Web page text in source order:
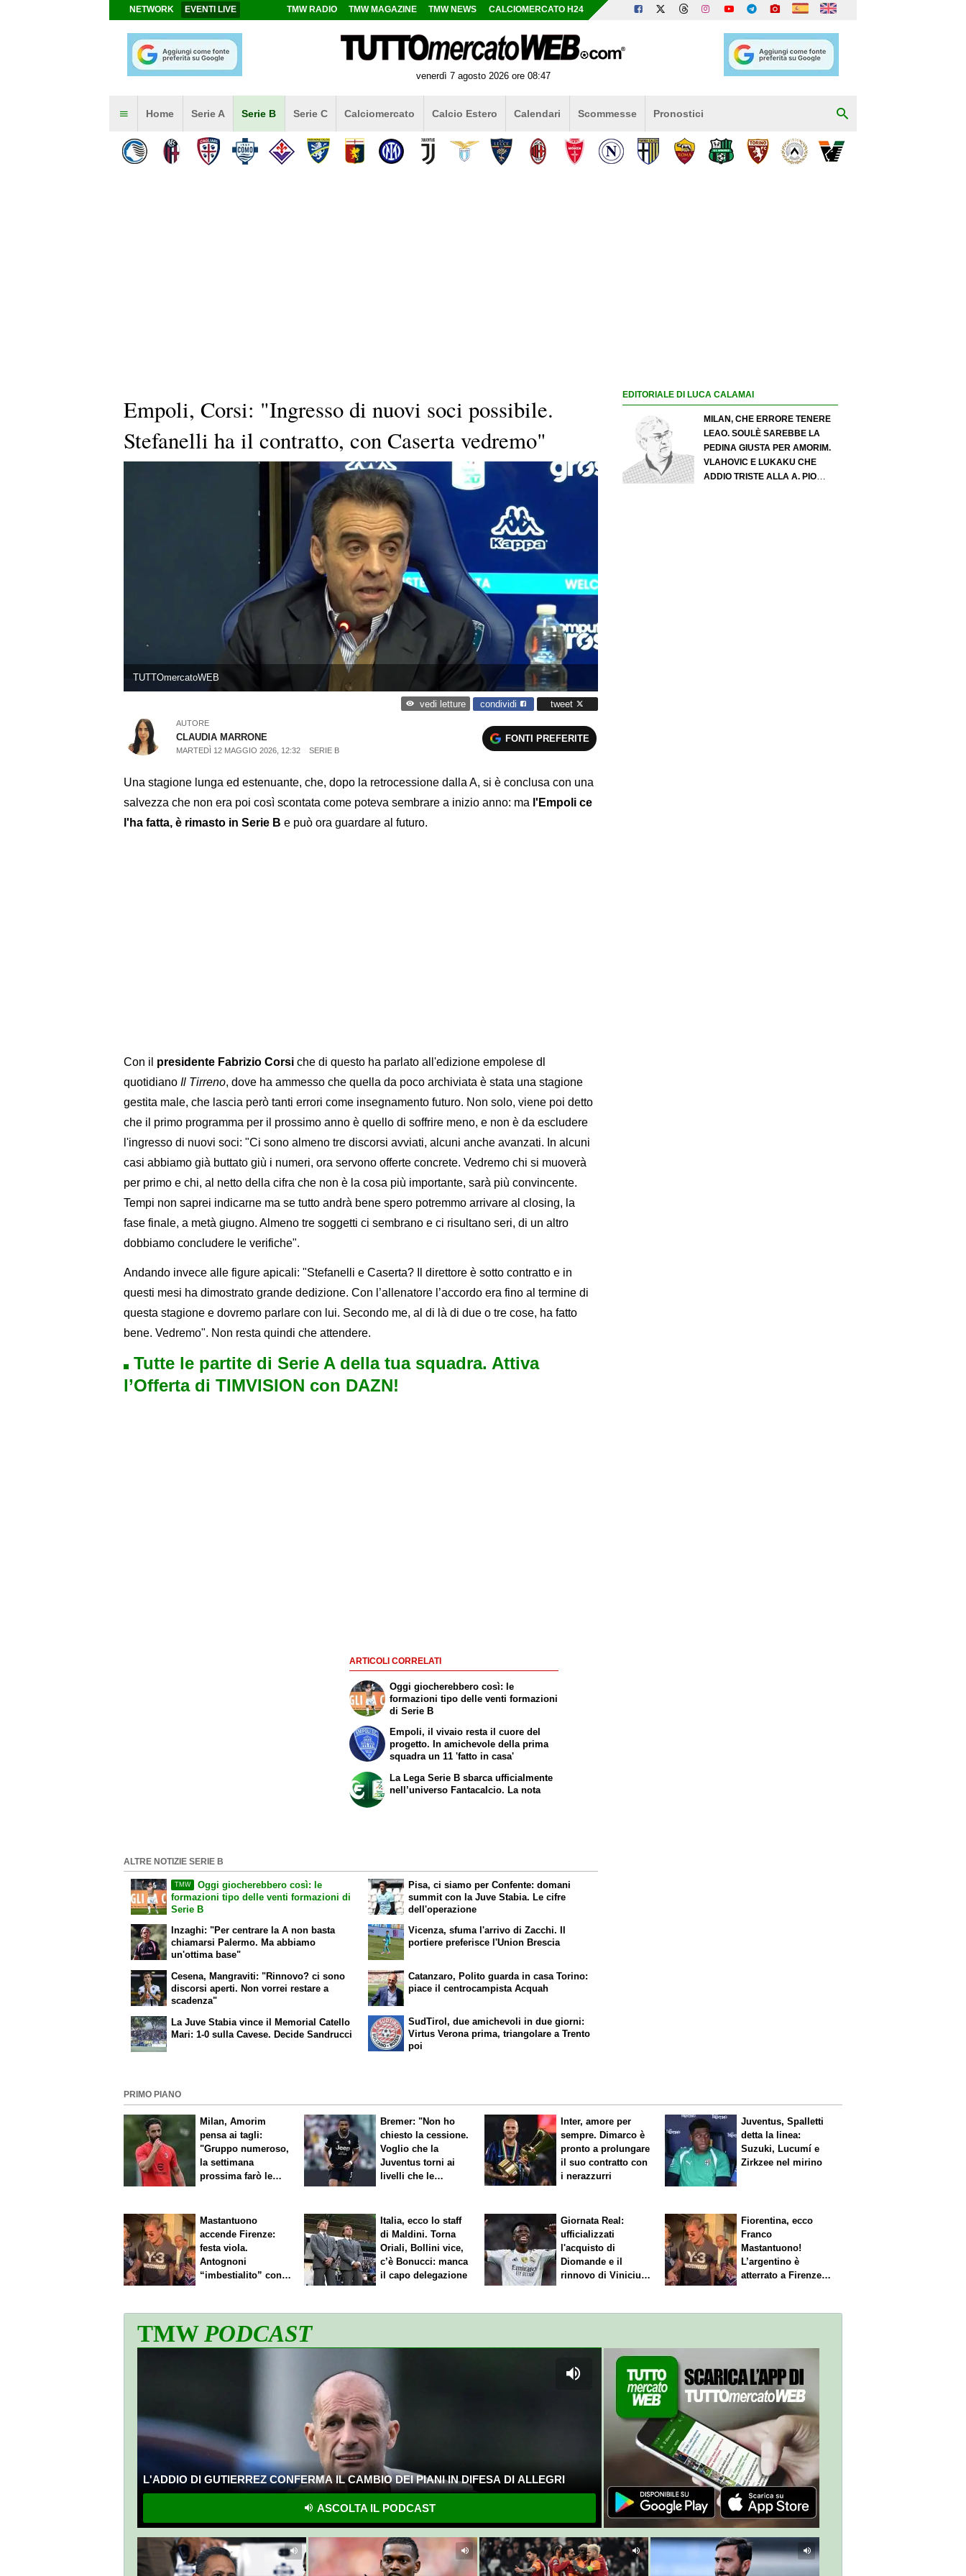
NETWORK EVENTI LIVE TMW RADIO TMW MAGAZINE TMW NEWS CALCIOMERCATO H24
venerdì 7 agosto 2026 ore 08:47
Home Serie A Serie B Serie C Calciomercato Calcio Estero Calendari Scommesse Pronostici
Empoli, Corsi: "Ingresso di nuovi soci possibile.
Stefanelli ha il contratto, con Caserta vedremo"
TUTTOmercatoWEB
vedi letture condividi tweet
AUTORE
CLAUDIA MARRONE
MARTEDÌ 12 MAGGIO 2026, 12:32 SERIE B
FONTI PREFERITE
Una stagione lunga ed estenuante, che, dopo la retrocessione dalla A, si è conclusa con una
salvezza che non era poi così scontata come poteva sembrare a inizio anno: ma l'Empoli ce
l'ha fatta, è rimasto in Serie B e può ora guardare al futuro.
Con il presidente Fabrizio Corsi che di questo ha parlato all'edizione empolese dl
quotidiano Il Tirreno, dove ha ammesso che quella da poco archiviata è stata una stagione
gestita male, che lascia però tanti errori come insegnamento futuro. Non solo, viene poi detto
che il primo programma per il prossimo anno è quello di soffrire meno, e non è da escludere
l'ingresso di nuovi soci: "Ci sono almeno tre discorsi avviati, alcuni anche avanzati. In alcuni
casi abbiamo già buttato giù i numeri, ora servono offerte concrete. Vedremo chi si muoverà
per primo e chi, al netto della cifra che non è la cosa più importante, sarà più convincente.
Tempi non saprei indicarne ma se tutto andrà bene spero potremmo arrivare al closing, la
fase finale, a metà giugno. Almeno tre soggetti ci sembrano e ci risultano seri, di un altro
dobbiamo concludere le verifiche".
Andando invece alle figure apicali: "Stefanelli e Caserta? Il direttore è sotto contratto e in
questi mesi ha dimostrato grande dedizione. Con l’allenatore l’accordo era fino al termine di
questa stagione e dovremo parlare con lui. Secondo me, al di là di due o tre cose, ha fatto
bene. Vedremo". Non resta quindi che attendere.
Tutte le partite di Serie A della tua squadra. Attiva
l’Offerta di TIMVISION con DAZN!
ARTICOLI CORRELATI
Oggi giocherebbero così: le
formazioni tipo delle venti formazioni
di Serie B
Empoli, il vivaio resta il cuore del
progetto. In amichevole della prima
squadra un 11 'fatto in casa'
La Lega Serie B sbarca ufficialmente
nell’universo Fantacalcio. La nota
ALTRE NOTIZIE SERIE B
TMW
Oggi giocherebbero così: le
formazioni tipo delle venti formazioni di
Serie B
Inzaghi: "Per centrare la A non basta
chiamarsi Palermo. Ma abbiamo
un'ottima base"
Pisa, ci siamo per Confente: domani
summit con la Juve Stabia. Le cifre
dell'operazione
Vicenza, sfuma l'arrivo di Zacchi. Il
portiere preferisce l'Union Brescia
Cesena, Mangraviti: "Rinnovo? ci sono
discorsi aperti. Non vorrei restare a
scadenza"
La Juve Stabia vince il Memorial Catello
Mari: 1-0 sulla Cavese. Decide Sandrucci
Catanzaro, Polito guarda in casa Torino:
piace il centrocampista Acquah
SudTirol, due amichevoli in due giorni:
Virtus Verona prima, triangolare a Trento
poi
EDITORIALE DI LUCA CALAMAI
MILAN, CHE ERRORE TENERE
LEAO. SOULÈ SAREBBE LA
PEDINA GIUSTA PER AMORIM.
VLAHOVIC E LUKAKU CHE
ADDIO TRISTE ALLA A. PIO
PRIMO PIANO
Milan, Amorim
pensa ai tagli:
"Gruppo numeroso,
la settimana
prossima farò le
Bremer: "Non ho
chiesto la cessione.
Voglio che la
Juventus torni ai
livelli che le
Inter, amore per
sempre. Dimarco è
pronto a prolungare
il suo contratto con
i nerazzurri
Juventus, Spalletti
detta la linea:
Suzuki, Lucumí e
Zirkzee nel mirino
Mastantuono
accende Firenze:
festa viola.
Antognoni
“imbestialito” con
Italia, ecco lo staff
di Maldini. Torna
Oriali, Bollini vice,
c’è Bonucci: manca
il capo delegazione
Giornata Real:
ufficializzati
l'acquisto di
Diomande e il
rinnovo di Vinicius.
Fiorentina, ecco
Franco
Mastantuono!
L’argentino è
atterrato a Firenze,
TMWPODCAST
L'ADDIO DI GUTIERREZ CONFERMA IL CAMBIO DEI PIANI IN DIFESA DI ALLEGRI
ASCOLTA IL PODCAST